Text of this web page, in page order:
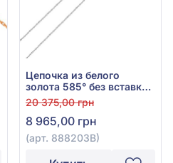
Цепочка из белого
золота 585° без вставки,
арт. 888203В
20 375,00 грн
8 965,00 грн
(арт. 888203В)